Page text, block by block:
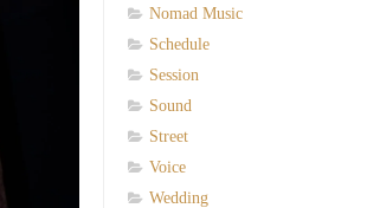
Nomad Music
Schedule
Session
Sound
Street
Voice
Wedding